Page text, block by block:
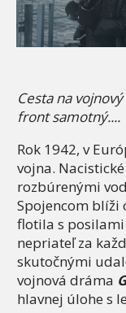
Cesta na
front samotný....
Rok 1942, v
vojna.
rozbúrenými
Spojencom blíži
flotila s
nepriateľ za
skutočnými
vojnová dráma
hlavnej úlohe s